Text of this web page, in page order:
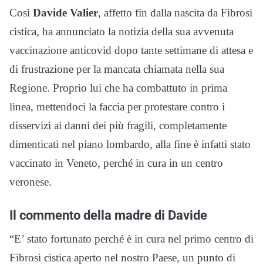
Così Davide Valier, affetto fin dalla nascita da Fibrosi
cistica, ha annunciato la notizia della sua avvenuta
vaccinazione anticovid dopo tante settimane di attesa e
di frustrazione per la mancata chiamata nella sua
Regione. Proprio lui che ha combattuto in prima
linea, mettendoci la faccia per protestare contro i
disservizi ai danni dei più fragili, completamente
dimenticati nel piano lombardo, alla fine è infatti stato
vaccinato in Veneto, perché in cura in un centro
veronese.
Il commento della madre di Davide
“E’ stato fortunato perché è in cura nel primo centro di
Fibrosi cistica aperto nel nostro Paese, un punto di